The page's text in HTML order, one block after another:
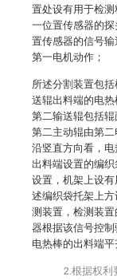
置处设有用于检
一位置传感器的
置传感器的信号
第一电机动作；
所述分割装置包
送辊出料端的电
第二输送辊包括
第二主动辊由第
沿竖直方向看，
出料端设置的编
设置，机架上设
述编织袋托架上
测装置，检测装
器根据该信号控
电热棒的出料端平
2.根据权利